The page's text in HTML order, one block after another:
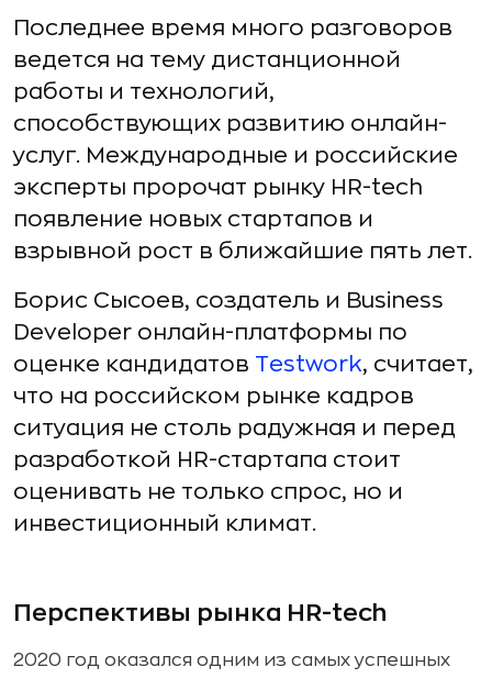
Последнее время много разговоров
ведется на тему дистанционной
работы и технологий,
способствующих развитию онлайн-
услуг. Международные и российские
эксперты пророчат рынку HR-tech
появление новых стартапов и
взрывной рост в ближайшие пять лет.
Борис Сысоев, создатель и Business
Developer онлайн-платформы по
оценке кандидатов Testwork, считает,
что на российском рынке кадров
ситуация не столь радужная и перед
разработкой HR-стартапа стоит
оценивать не только спрос, но и
инвестиционный климат.
Перспективы рынка HR-tech
2020 год оказался одним из самых успешных